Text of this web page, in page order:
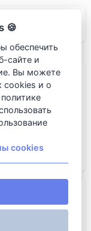
🍪
обеспечить
сайте и
Вы можете
cookies и о
cookies